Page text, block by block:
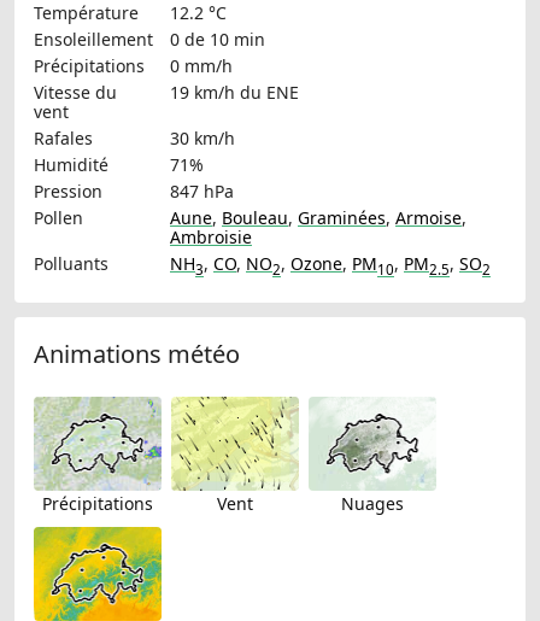
Température
12.2 °C
Ensoleillement
0 de 10 min
Précipitations
0 mm/h
Vitesse du
vent
19 km/h du ENE
Rafales
30 km/h
Humidité
71%
Pression
847 hPa
Pollen
Aune, Bouleau, Graminées, Armoise,
Ambroisie
Polluants
NH3, CO, NO2, Ozone, PM10, PM2.5, SO2
Animations météo
Précipitations Vent Nuages